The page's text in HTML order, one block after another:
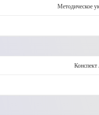
Методическое
Конспект